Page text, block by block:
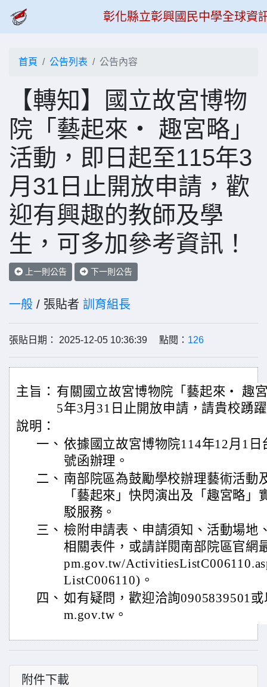
彰化縣立彰興國民中學全球資
首頁 公告列表 公告內容
【轉知】國立故宮博物
院「藝起來‧ 趣宮略」
活動，即日起至115年3
月31日止開放申請，歡
迎有興趣的教師及學
生，可多加參考資訊！
上一則公告 下一則公告
一般 / 張貼者 訓育組長
張貼日期： 2025-12-05 10:36:39 點閱： 126
主旨： 有關國立故宮博物院「藝起來‧ 趣
5年3月31日止開放申請，請貴校踴
說明：
一、 依據國立故宮博物院114年12月1日
號函辦理。
二、 南部院區為鼓勵學校辦理藝術活動
「藝起來」快閃演出及「趣宮略
駁服務。
三、 檢附申請表、申請須知、活動場地
相關表件，或請詳閱南部院區官網
pm.gov.tw/
ListC006110)。
四、 如有疑問，歡迎洽詢0905839501
m.gov.tw。
附件下載